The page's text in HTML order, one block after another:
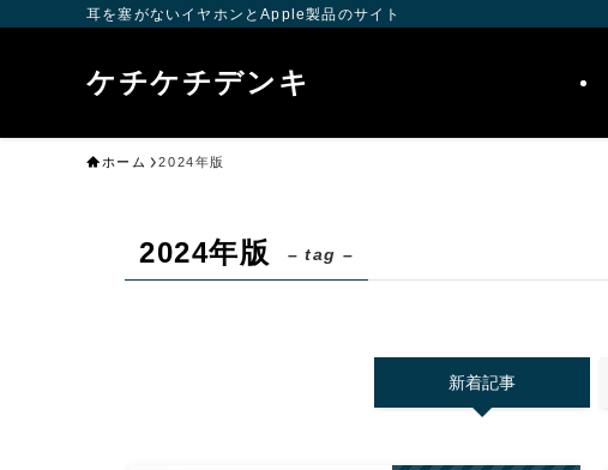
耳を塞がないイヤホンとApple製品のサイト
ケチケチデンキ
ホーム 2024年版
2024年版 – tag –
新着記事